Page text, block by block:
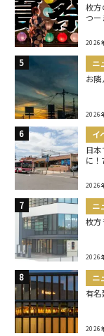
枚方
つー
2026
ニ
お隣
2026
イ
日
に
2026
ニ
枚方
2026
ニ
有名
2026